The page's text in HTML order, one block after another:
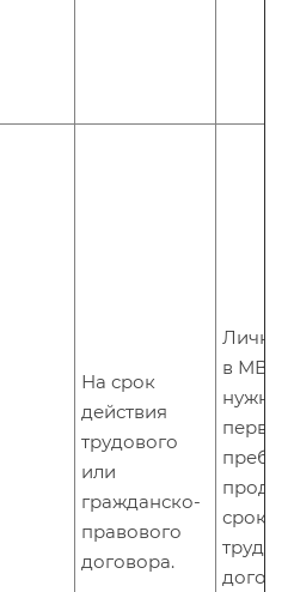
На срок
действия
трудового
или
гражданско-
правового
договора.
Лично
в МВД.
нужно
срок